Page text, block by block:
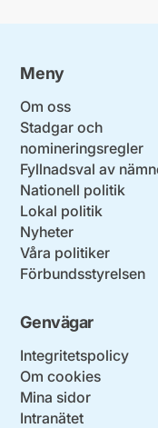
Meny
Om oss
Stadgar och
nomineringsregler
Fyllnadsval av
Nationell politik
Lokal politik
Nyheter
Våra politiker
Förbundsstyrelsen
Genvägar
Integritetspolicy
Om cookies
Mina sidor
Intranätet